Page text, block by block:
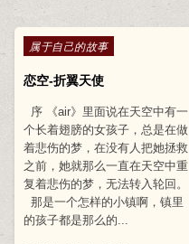
Posted in
属于自己的故事
恋空-折翼天使
序 《air》里面说在天空中有一
个长着翅膀的女孩子，总是在做
着悲伤的梦，在没有人把她拯救
之前，她就那么一直在天空中重
复着悲伤的梦，无法转入轮回。
那是一个怎样的小镇啊，镇里
的孩子都是那么的...